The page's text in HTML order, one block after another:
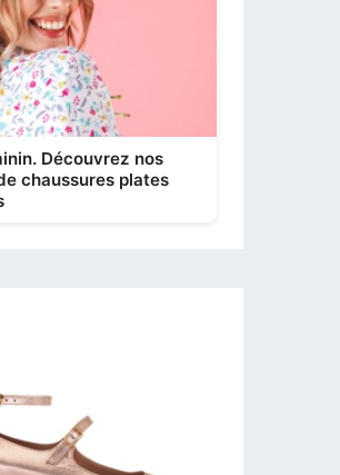
Découvrez nos
chaussures plates